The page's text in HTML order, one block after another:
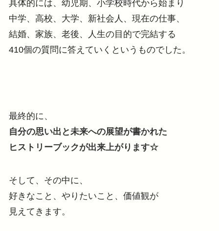
具体的には、幼児期、小学校時代から始まり
中学、高校、大学、新社会人、現在の仕事、
結婚、家族、老後、人生の目的で完結する
410個の質問に答えていくというものでした。
最終的に、
自分の思い出と未来への展望が書かれた
ヒストリーブックが出来上がります☆
そして、その中に、
好きなこと、やりたいこと、価値観が
見えてきます。